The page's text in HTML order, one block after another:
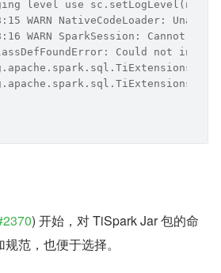
level use
WARN NativeCodeLoader:
WARN SparkSession: Cannot
Could not
) 开始，对 TiSpark Jar 包的命
范，也便于选择。